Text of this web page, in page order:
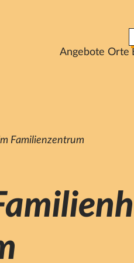
Angebote Orte
Familienzentrum